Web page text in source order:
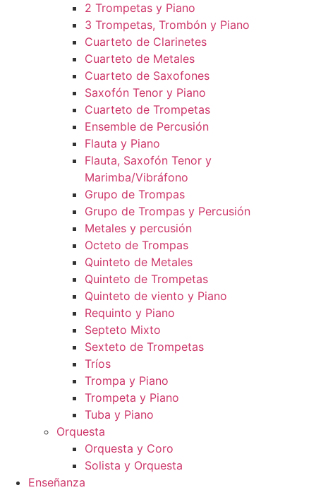
2 Trompetas y Piano
3 Trompetas, Trombón y Piano
Cuarteto de Clarinetes
Cuarteto de Metales
Cuarteto de Saxofones
Saxofón Tenor y Piano
Cuarteto de Trompetas
Ensemble de Percusión
Flauta y Piano
Flauta, Saxofón Tenor y
Marimba/Vibráfono
Grupo de Trompas
Grupo de Trompas y Percusión
Metales y percusión
Octeto de Trompas
Quinteto de Metales
Quinteto de Trompetas
Quinteto de viento y Piano
Requinto y Piano
Septeto Mixto
Sexteto de Trompetas
Tríos
Trompa y Piano
Trompeta y Piano
Tuba y Piano
Orquesta
Orquesta y Coro
Solista y Orquesta
Enseñanza